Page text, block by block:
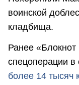
воинской
кладбища.
Ранее «Блокнот
спецоперации в
более 14 тысяч